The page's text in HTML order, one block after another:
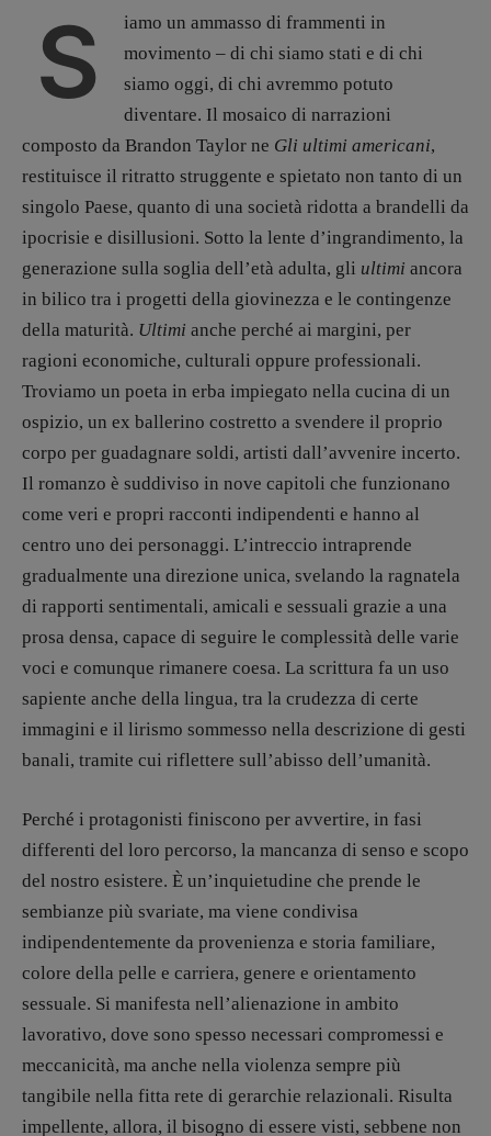
Pasolini 1922-2022
Psichedelia
Scienza
Stranimondi
Tornare a Ballard
Valerio Evangelisti
Vampirismi
Zong!
DIRETTRICE RESPONSABILE
Antonella Marrone
R
Walter Catalano Giuseppe Costigliola
Anna da Re ,Roberto Derobertis, Elio
Grasso,Fabio Malagnini,Valentina
Marcoli ,Elisabetta Michielin,Nicole
Spallina, Roberto Sturm,Tania Tonin
Case editrici e coordinamento
recensioni:
Elio Grasso[eliovoyager@gmail.com]
Coordinamento Primo Piano
Elisabetta Michielin
[michielin.elisabetta@gmail.com]
Coordinamento News in breve:
Anna da Re
Fabio Malagnini
[fabio.malagnini@gmail.com]
Coordinamento Pulp for kids e social
media:
Valentina Marcoli
[valentina.marcoli@gmail.
ARCHIVIO E AUTORI
S
iamo un ammasso di frammenti in
movimento – di chi siamo stati e di chi
siamo oggi, di chi avremmo potuto
diventare. Il mosaico di narrazioni
composto da Brandon Taylor ne Gli ultimi americani,
restituisce il ritratto struggente e spietato non tanto di un
singolo Paese, quanto di una società ridotta a brandelli da
ipocrisie e disillusioni. Sotto la lente d’ingrandimento, la
generazione sulla soglia dell’età adulta, gli ultimi ancora
in bilico tra i progetti della giovinezza e le contingenze
della maturità. Ultimi anche perché ai margini, per
ragioni economiche, culturali oppure professionali.
Troviamo un poeta in erba impiegato nella cucina di un
ospizio, un ex ballerino costretto a svendere il proprio
corpo per guadagnare soldi, artisti dall’avvenire incerto.
Il romanzo è suddiviso in nove capitoli che funzionano
come veri e propri racconti indipendenti e hanno al
centro uno dei personaggi. L’intreccio intraprende
gradualmente una direzione unica, svelando la ragnatela
di rapporti sentimentali, amicali e sessuali grazie a una
prosa densa, capace di seguire le complessità delle varie
voci e comunque rimanere coesa. La scrittura fa un uso
sapiente anche della lingua, tra la crudezza di certe
immagini e il lirismo sommesso nella descrizione di gesti
banali, tramite cui riflettere sull’abisso dell’umanità.
Perché i protagonisti finiscono per avvertire, in fasi
differenti del loro percorso, la mancanza di senso e scopo
del nostro esistere. È un’inquietudine che prende le
sembianze più svariate, ma viene condivisa
indipendentemente da provenienza e storia familiare,
colore della pelle e carriera, genere e orientamento
sessuale. Si manifesta nell’alienazione in ambito
lavorativo, dove sono spesso necessari compromessi e
meccanicità, ma anche nella violenza sempre più
tangibile nella fitta rete di gerarchie relazionali. Risulta
impellente, allora, il bisogno di essere visti, sebbene non